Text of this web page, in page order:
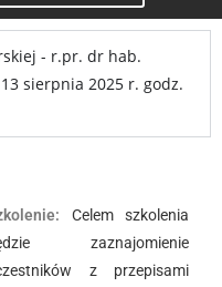
- r.pr. dr hab.
sierpnia 2025 r. godz.
Celem szkolenia
zaznajomienie
z przepisami